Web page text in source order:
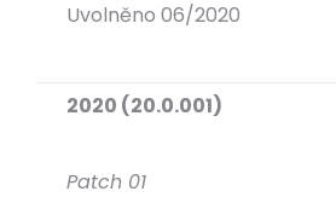
Uvolněno 06/2020
2020 (20.0.001)
Patch 01